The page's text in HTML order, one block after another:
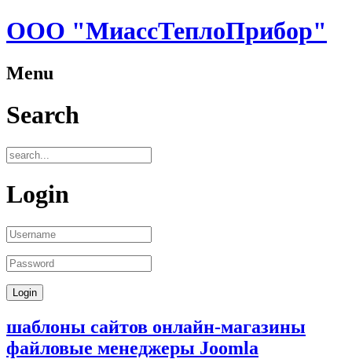
ООО "МиассТеплоПрибор"
Menu
Search
Login
шаблоны сайтов онлайн-магазины
файловые менеджеры Joomla